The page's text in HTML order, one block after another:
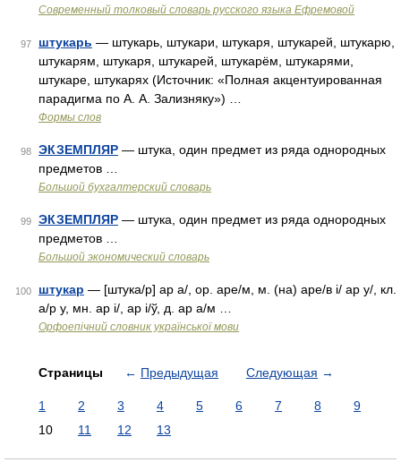
Современный толковый словарь русского языка Ефремовой
97 штукарь — штукарь, штукари, штукаря, штукарей, штукарю,
штукарям, штукаря, штукарей, штукарём, штукарями,
штукаре, штукарях (Источник: «Полная акцентуированная
парадигма по А. А. Зализняку») …
Формы слов
98 ЭКЗЕМПЛЯР — штука, один предмет из ряда однородных
предметов …
Большой бухгалтерский словарь
99 ЭКЗЕМПЛЯР — штука, один предмет из ряда однородных
предметов …
Большой экономический словарь
100 штукар — [штука/р] ар а/, ор. аре/м, м. (на) аре/в і/ ар у/, кл.
а/р у, мн. ар і/, ар і/ў, д. ар а/м …
Орфоепічний словник української мови
Страницы ← Предыдущая Следующая →
1 2 3 4 5 6 7 8
9
10
11 12 13